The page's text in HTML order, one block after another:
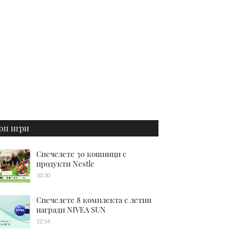
игри
Спечелете 30 кошници с
продукти Nestle
10:30
Спечелете 8 комплекта с летни
награди NIVEA SUN
12:54